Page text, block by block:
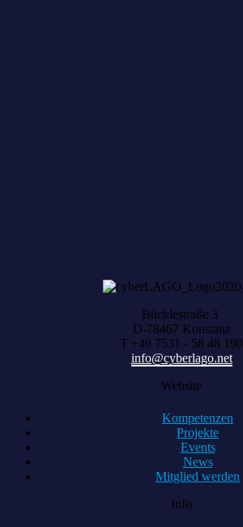
Bücklestraße 3
D-78467 Konstanz
T +49 7531 - 58 48 190
info@cyberlago.net
Website
Kompetenzen
Projekte
Events
News
Mitglied werden
Info